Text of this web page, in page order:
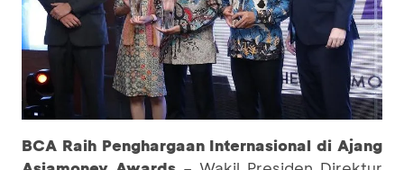
BCA Raih Penghargaan Internasional di Ajang